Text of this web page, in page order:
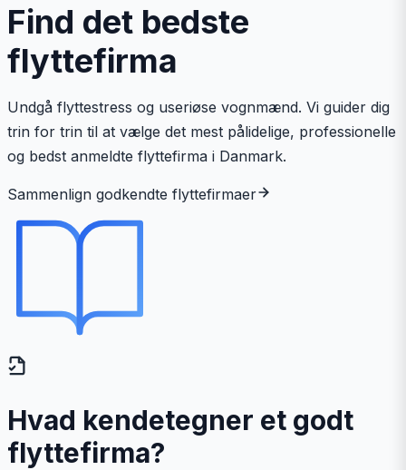
Find det bedste
flyttefirma
Undgå flyttestress og useriøse vognmænd. Vi guider dig
trin for trin til at vælge det mest pålidelige, professionelle
og bedst anmeldte flyttefirma i Danmark.
Sammenlign godkendte flyttefirmaer
Hvad kendetegner et godt
flyttefirma?